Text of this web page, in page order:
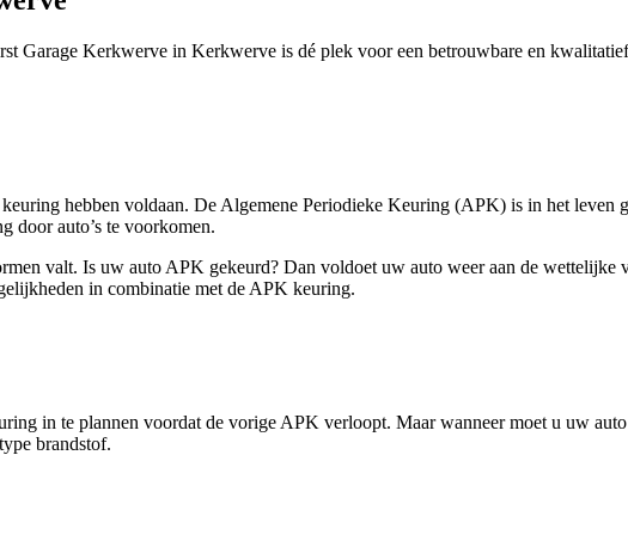
Garage Kerkwerve in Kerkwerve is dé plek voor een betrouwbare en
hebben voldaan. De Algemene Periodieke Keuring (APK) is in het leven
door auto’s te voorkomen.
valt. Is uw auto APK gekeurd? Dan voldoet uw auto weer aan de wettelijke
in combinatie met de APK keuring.
in te plannen voordat de vorige APK verloopt. Maar wanneer moet u uw auto
brandstof.